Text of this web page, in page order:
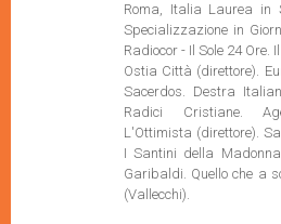
Roma, Italia Laurea in
Specializzazione in
Radiocor - Il Sole 24
Ostia Città (direttore).
Sacerdos. Destra
Radici Cristiane.
L'Ottimista (direttore).
I Santini della
Garibaldi. Quello che a
(Vallecchi).